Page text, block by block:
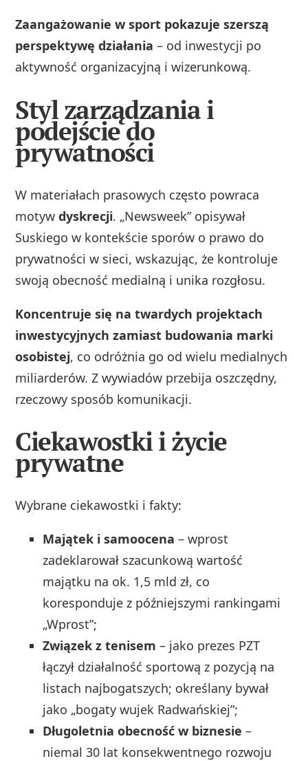
Zaangażowanie w sport pokazuje szerszą
perspektywę działania – od inwestycji po
aktywność organizacyjną i wizerunkową.
Styl zarządzania i
podejście do
prywatności
W materiałach prasowych często powraca
motywdyskrecji. „Newsweek” opisywał
Suskiego w kontekście sporów o prawo do
prywatności w sieci, wskazując, że kontroluje
swoją obecność medialną i unika rozgłosu.
Koncentruje się na twardych projektach
inwestycyjnych zamiast budowania marki
osobistej, co odróżnia go od wielu medialnych
miliarderów. Z wywiadów przebija oszczędny,
rzeczowy sposób komunikacji.
Ciekawostki i życie
prywatne
Wybrane ciekawostki i fakty:
Majątek i samoocena – wprost
zadeklarował szacunkową wartość
majątku na ok. 1,5 mld zł, co
koresponduje z późniejszymi rankingami
„Wprost”;
Związek z tenisem – jako prezes PZT
łączył działalność sportową z pozycją na
listach najbogatszych; określany bywał
jako „bogaty wujek Radwańskiej”;
Długoletnia obecność w biznesie –
niemal 30 lat konsekwentnego rozwoju